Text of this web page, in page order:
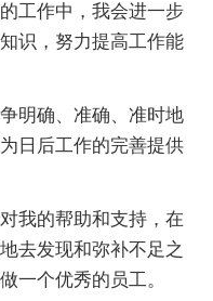
工作中，我会进一步
识，努力提高工作能
明确、准确、准时地
日后工作的完善提供
我的帮助和支持，在
去发现和弥补不足之
一个优秀的员工。